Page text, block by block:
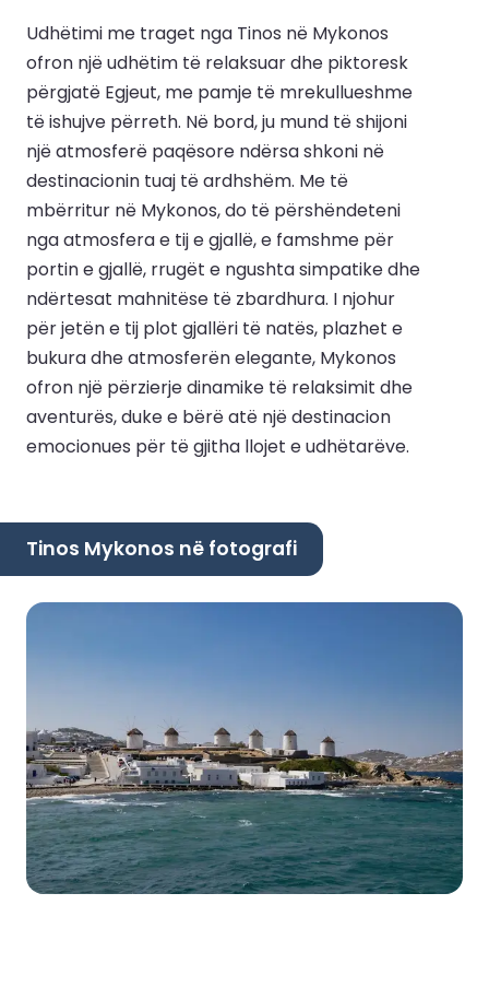
Udhëtimi me traget nga Tinos në Mykonos
ofron një udhëtim të relaksuar dhe piktoresk
përgjatë Egjeut, me pamje të mrekullueshme
të ishujve përreth. Në bord, ju mund të shijoni
një atmosferë paqësore ndërsa shkoni në
destinacionin tuaj të ardhshëm. Me të
mbërritur në Mykonos, do të përshëndeteni
nga atmosfera e tij e gjallë, e famshme për
portin e gjallë, rrugët e ngushta simpatike dhe
ndërtesat mahnitëse të zbardhura. I njohur
për jetën e tij plot gjallëri të natës, plazhet e
bukura dhe atmosferën elegante, Mykonos
ofron një përzierje dinamike të relaksimit dhe
aventurës, duke e bërë atë një destinacion
emocionues për të gjitha llojet e udhëtarëve.
Tinos Mykonos në fotografi